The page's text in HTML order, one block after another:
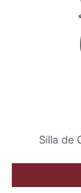
Silla de